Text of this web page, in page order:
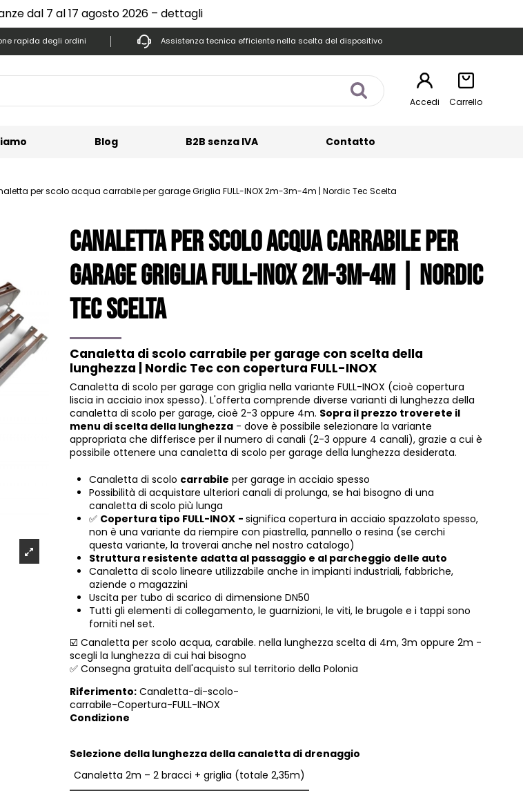
dal 7 al 17 agosto 2026 – dettagli
rapida degli ordini Assistenza tecnica efficiente nella scelta del dispositivo
Accedi Carrello
Blog B2B senza IVA Contatto
per scolo acqua carrabile per garage Griglia FULL-INOX 2m-3m-4m | Nordic Tec Scelta
Canaletta per scolo acqua carrabile per
garage Griglia FULL-INOX 2m-3m-4m | Nordic
Tec Scelta
Canaletta di scolo carrabile per garage con scelta della
lunghezza | Nordic Tec con copertura FULL-INOX
Canaletta di scolo per garage con griglia nella variante FULL-INOX (cioè copertura
liscia in acciaio inox spesso). L'offerta comprende diverse varianti di lunghezza della
canaletta di scolo per garage, cioè 2-3 oppure 4m. Sopra il prezzo troverete il
menu di scelta della lunghezza - dove è possibile selezionare la variante
appropriata che differisce per il numero di canali (2-3 oppure 4 canali), grazie a cui è
possibile ottenere una canaletta di scolo per garage della lunghezza desiderata.
Canaletta di scolo carrabile per garage in acciaio spesso
Possibilità di acquistare ulteriori canali di prolunga, se hai bisogno di una
canaletta di scolo più lunga
✅ Copertura tipo FULL-INOX - significa copertura in acciaio spazzolato spesso,
non è una variante da riempire con piastrella, pannello o resina (se cerchi
questa variante, la troverai anche nel nostro catalogo)
Struttura resistente adatta al passaggio e al parcheggio delle auto
Canaletta di scolo lineare utilizzabile anche in impianti industriali, fabbriche,
aziende o magazzini
Uscita per tubo di scarico di dimensione DN50
Tutti gli elementi di collegamento, le guarnizioni, le viti, le brugole e i tappi sono
forniti nel set.
☑️ Canaletta per scolo acqua, carabile. nella lunghezza scelta di 4m, 3m oppure 2m -
scegli la lunghezza di cui hai bisogno
✅ Consegna gratuita dell'acquisto sul territorio della Polonia
Riferimento: Canaletta-di-scolo-
carrabile-Copertura-FULL-INOX
Condizione
Selezione della lunghezza della canaletta di drenaggio
Canaletta 2m – 2 bracci + griglia (totale 2,35m)